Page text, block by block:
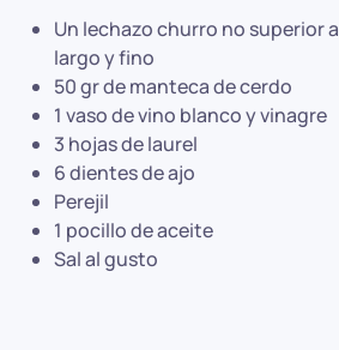
Un lechazo churro no superior
largo y fino
50 gr de manteca de cerdo
1 vaso de vino blanco y vinagre
3 hojas de laurel
6 dientes de ajo
Perejil
1 pocillo de aceite
Sal al gusto